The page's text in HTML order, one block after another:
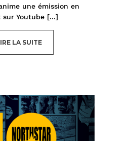
une émission en
Youtube [...]
LA SUITE